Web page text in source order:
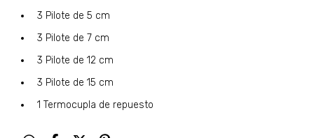
3 Pilote de 5 cm
3 Pilote de 7 cm
3 Pilote de 12 cm
3 Pilote de 15 cm
1 Termocupla de repuesto